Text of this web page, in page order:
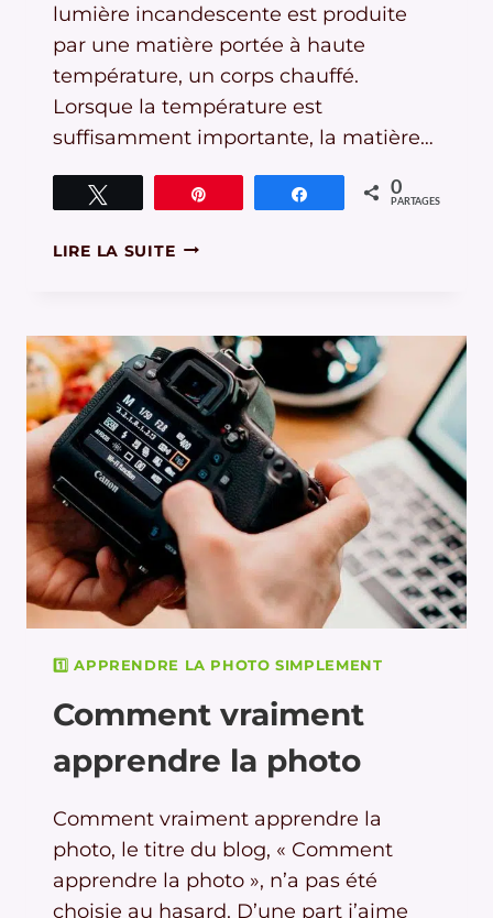
lumière incandescente est produite
par une matière portée à haute
température, un corps chauffé.
Lorsque la température est
suffisamment importante, la matière…
Partagez 0
PARTAGES
LIRE LA SUITECOMMENT
PHOTO
1️⃣ APPRENDRE LA PHOTO SIMPLEMENT
Comment vraiment
apprendre la photo
Comment vraiment apprendre la
photo, le titre du blog, « Comment
apprendre la photo », n’a pas été
choisie au hasard. D’une part j’aime